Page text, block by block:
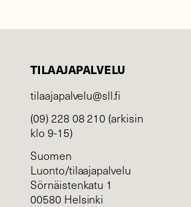
TILAAJAPALVELU
tilaajapalvelu@sll.fi
(09) 228 08 210 (arkisin
klo 9-15)
Suomen
Luonto/tilaajapalvelu
Sörnäistenkatu 1
00580 Helsinki